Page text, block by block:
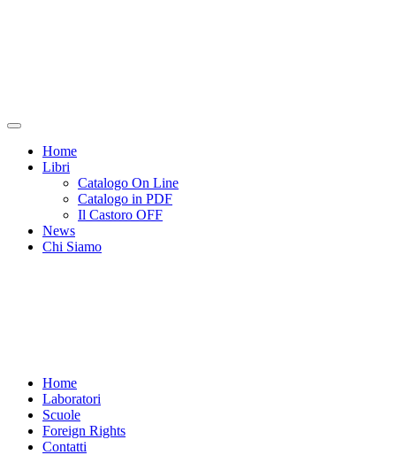
Home
Libri
Catalogo On Line
Catalogo in PDF
Il Castoro OFF
News
Chi Siamo
Home
Laboratori
Scuole
Foreign Rights
Contatti